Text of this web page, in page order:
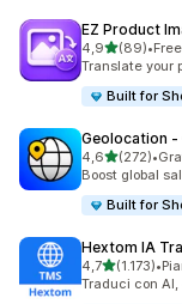
EZ Product
4,9stelle su 5
(89)
89 recensioni
•
Translate your
Built for
Geolocation ‑
4,6stelle su 5
(272)
272 recensioni
•
Boost global
Built for
Hextom IA
4,7stelle su 5
(1.173)
1173 •
Traduci con